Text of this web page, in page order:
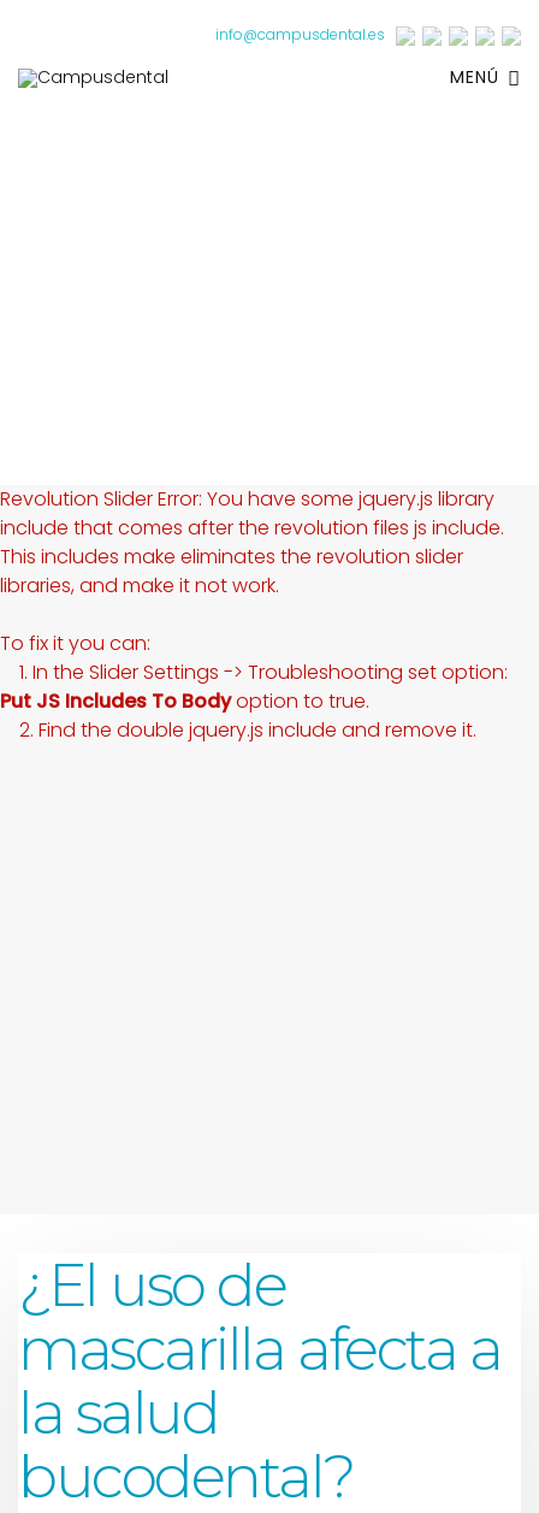
info@campusdental.es
MENÚ
Revolution Slider Error: You have some jquery.js library
include that comes after the revolution files js include.
This includes make eliminates the revolution slider
libraries, and make it not work.
To fix it you can:
1. In the Slider Settings -> Troubleshooting set option:
Put JS Includes To Bodyoption to true.
2. Find the double jquery.js include and remove it.
¿El uso de
mascarilla afecta a
la salud
bucodental?